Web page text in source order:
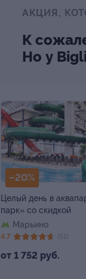
АКЦИЯ,
К
Но у
–20%
Целый день в
парк» со скидкой
Марьино
от 1 752 руб.
4.7 (51)